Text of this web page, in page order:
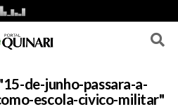
de-junho-passara-a-
escola-civico-militar"